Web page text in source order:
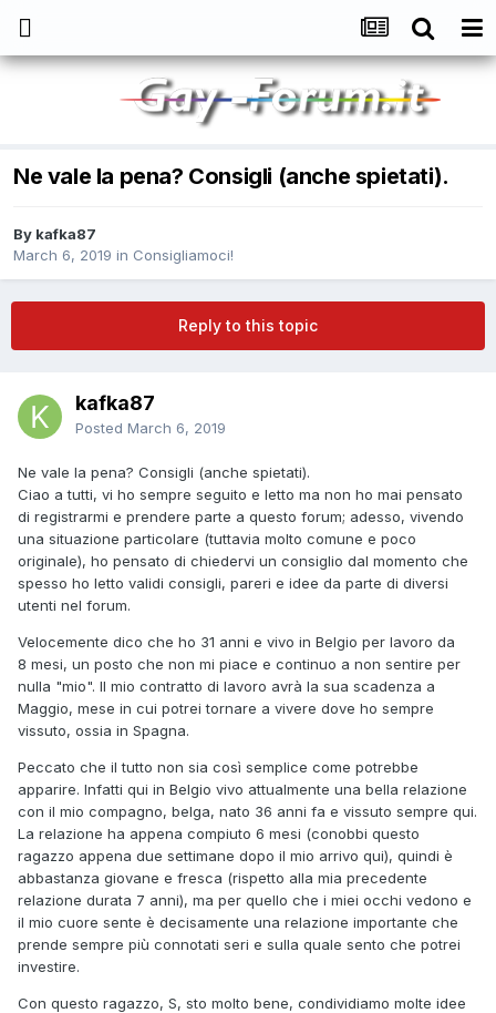
Ne vale la pena? Consigli (anche spietati).
By kafka87
March 6, 2019 in Consigliamoci!
Reply to this topic
kafka87
Posted March 6, 2019
Ne vale la pena? Consigli (anche spietati).
Ciao a tutti, vi ho sempre seguito e letto ma non ho mai pensato
di registrarmi e prendere parte a questo forum; adesso, vivendo
una situazione particolare (tuttavia molto comune e poco
originale), ho pensato di chiedervi un consiglio dal momento che
spesso ho letto validi consigli, pareri e idee da parte di diversi
utenti nel forum.
Velocemente dico che ho 31 anni e vivo in Belgio per lavoro da
8 mesi, un posto che non mi piace e continuo a non sentire per
nulla "mio". Il mio contratto di lavoro avrà la sua scadenza a
Maggio, mese in cui potrei tornare a vivere dove ho sempre
vissuto, ossia in Spagna.
Peccato che il tutto non sia così semplice come potrebbe
apparire. Infatti qui in Belgio vivo attualmente una bella relazione
con il mio compagno, belga, nato 36 anni fa e vissuto sempre qui.
La relazione ha appena compiuto 6 mesi (conobbi questo
ragazzo appena due settimane dopo il mio arrivo qui), quindi è
abbastanza giovane e fresca (rispetto alla mia precedente
relazione durata 7 anni), ma per quello che i miei occhi vedono e
il mio cuore sente è decisamente una relazione importante che
prende sempre più connotati seri e sulla quale sento che potrei
investire.
Con questo ragazzo, S, sto molto bene, condividiamo molte idee